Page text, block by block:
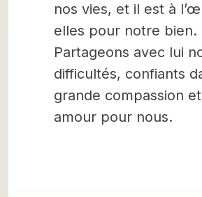
nos vies, et il est à
elles pour notre bien.
Partageons avec lui
difficultés, confiants
grande compassion
amour pour nous.